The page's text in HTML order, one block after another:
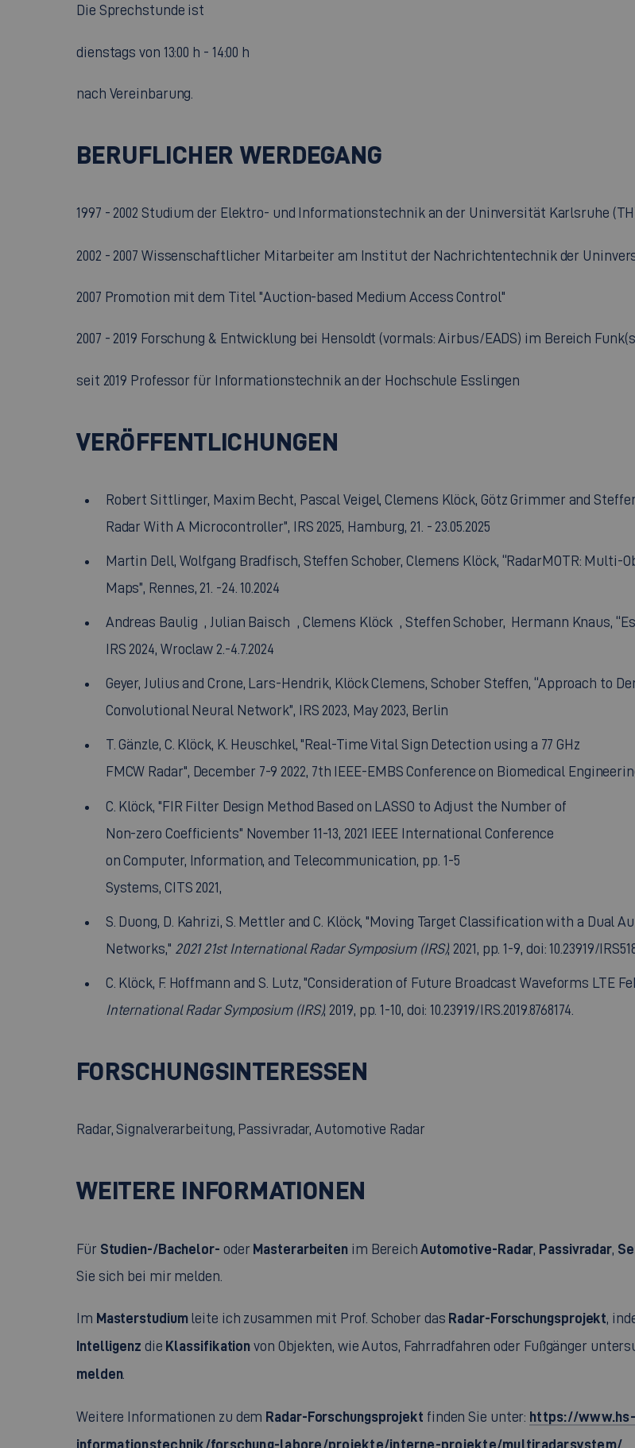
Die Sprechstunde ist
dienstags von 13:00 h - 14:00 h
nach Vereinbarung.
BERUFLICHER WERDEGANG
1997 - 2002 Studium der Elektro- und Informationstechnik an der Uninversität Karlsruhe
2002 - 2007 Wissenschaftlicher Mitarbeiter am Institut der Nachrichtentechnik der
2007 Promotion mit dem Titel "Auction-based Medium Access Control"
2007 - 2019 Forschung & Entwicklung bei Hensoldt (vormals: Airbus/EADS) im Bereich
seit 2019 Professor für Informationstechnik an der Hochschule Esslingen
VERÖFFENTLICHUNGEN
Robert Sittlinger, Maxim Becht, Pascal Veigel, Clemens Klöck, Götz Grimmer and
Radar With A Microcontroller”, IRS 2025, Hamburg, 21. - 23.05.2025
Martin Dell, Wolfgang Bradfisch, Steffen Schober, Clemens Klöck, “RadarMOTR:
Maps”, Rennes, 21. -24. 10.2024
Andreas Baulig , Julian Baisch , Clemens Klöck , Steffen Schober, Hermann Knaus,
IRS 2024, Wroclaw 2.-4.7.2024
Geyer, Julius and Crone, Lars-Hendrik, Klöck Clemens, Schober Steffen, “Approach to
Convolutional Neural Network”, IRS 2023, May 2023, Berlin
T. Gänzle, C. Klöck, K. Heuschkel, "Real-Time Vital Sign Detection using a 77 GHz
FMCW Radar", December 7-9 2022, 7th IEEE-EMBS Conference on Biomedical
C. Klöck, "FIR Filter Design Method Based on LASSO to Adjust the Number of
Non-zero Coefficients" November 11-13, 2021 IEEE International Conference
on Computer, Information, and Telecommunication, pp. 1-5
Systems, CITS 2021,
S. Duong, D. Kahrizi, S. Mettler and C. Klöck, "Moving Target Classification with a Dual
Networks," 2021 21st International Radar Symposium (IRS), 2021, pp. 1-9, doi: 10.23919/
C. Klöck, F. Hoffmann and S. Lutz, "Consideration of Future Broadcast Waveforms LTE
International Radar Symposium (IRS), 2019, pp. 1-10, doi: 10.23919/IRS.2019.8768174.
FORSCHUNGSINTERESSEN
Radar, Signalverarbeitung, Passivradar, Automotive Radar
WEITERE INFORMATIONEN
Für Studien-/Bachelor- oder Masterarbeiten im Bereich Automotive-Radar, Passivradar,
Sie sich bei mir melden.
Im Masterstudiumleite ich zusammen mit Prof. Schober das Radar-Forschungsprojekt,
Intelligenz die Klassifikation von Objekten, wie Autos, Fahrradfahren oder Fußgänger
melden.
Weitere Informationen zu dem Radar-Forschungsprojekt finden Sie unter: https://
informationstechnik/forschung-labore/projekte/interne-projekte/multiradarsystem/